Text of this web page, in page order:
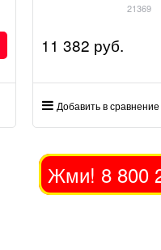
21369
11 382 руб.
Добавить в сравнение
Жми! 8 800